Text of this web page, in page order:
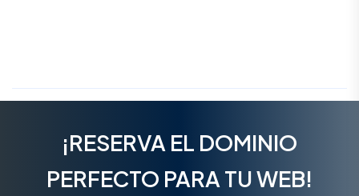
¡RESERVA EL DOMINIO
PERFECTO PARA TU WEB!